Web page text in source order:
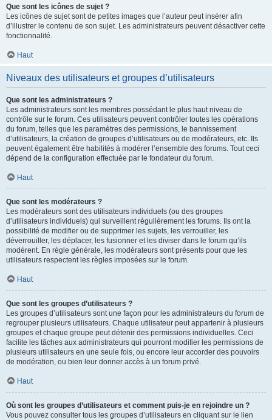
Que sont les icônes de sujet ?
Les icônes de sujet sont de petites images que l’auteur peut insérer afin
d’illustrer le contenu de son sujet. Les administrateurs peuvent désactiver cette
fonctionnalité.
Haut
Niveaux des utilisateurs et groupes d’utilisateurs
Que sont les administrateurs ?
Les administrateurs sont les membres possédant le plus haut niveau de
contrôle sur le forum. Ces utilisateurs peuvent contrôler toutes les opérations
du forum, telles que les paramètres des permissions, le bannissement
d’utilisateurs, la création de groupes d’utilisateurs ou de modérateurs, etc. Ils
peuvent également être habilités à modérer l’ensemble des forums. Tout ceci
dépend de la configuration effectuée par le fondateur du forum.
Haut
Que sont les modérateurs ?
Les modérateurs sont des utilisateurs individuels (ou des groupes
d’utilisateurs individuels) qui surveillent régulièrement les forums. Ils ont la
possibilité de modifier ou de supprimer les sujets, les verrouiller, les
déverrouiller, les déplacer, les fusionner et les diviser dans le forum qu’ils
modèrent. En règle générale, les modérateurs sont présents pour que les
utilisateurs respectent les règles imposées sur le forum.
Haut
Que sont les groupes d’utilisateurs ?
Les groupes d’utilisateurs sont une façon pour les administrateurs du forum de
regrouper plusieurs utilisateurs. Chaque utilisateur peut appartenir à plusieurs
groupes et chaque groupe peut détenir des permissions individuelles. Ceci
facilite les tâches aux administrateurs qui pourront modifier les permissions de
plusieurs utilisateurs en une seule fois, ou encore leur accorder des pouvoirs
de modération, ou bien leur donner accès à un forum privé.
Haut
Où sont les groupes d’utilisateurs et comment puis-je en rejoindre un ?
Vous pouvez consulter tous les groupes d’utilisateurs en cliquant sur le lien